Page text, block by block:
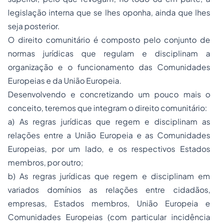
legislação interna que se lhes oponha, ainda que lhes
seja posterior.
O direito comunitário é composto pelo conjunto de
normas jurídicas que regulam e disciplinam a
organização e o funcionamento das Comunidades
Europeias e da União Europeia.
Desenvolvendo e concretizando um pouco mais o
conceito, teremos que integram o direito comunitário:
a) As regras jurídicas que regem e disciplinam as
relações entre a União Europeia e as Comunidades
Europeias, por um lado, e os respectivos Estados
membros, por outro;
b) As regras jurídicas que regem e disciplinam em
variados domínios as relações entre cidadãos,
empresas, Estados membros, União Europeia e
Comunidades Europeias (com particular incidência